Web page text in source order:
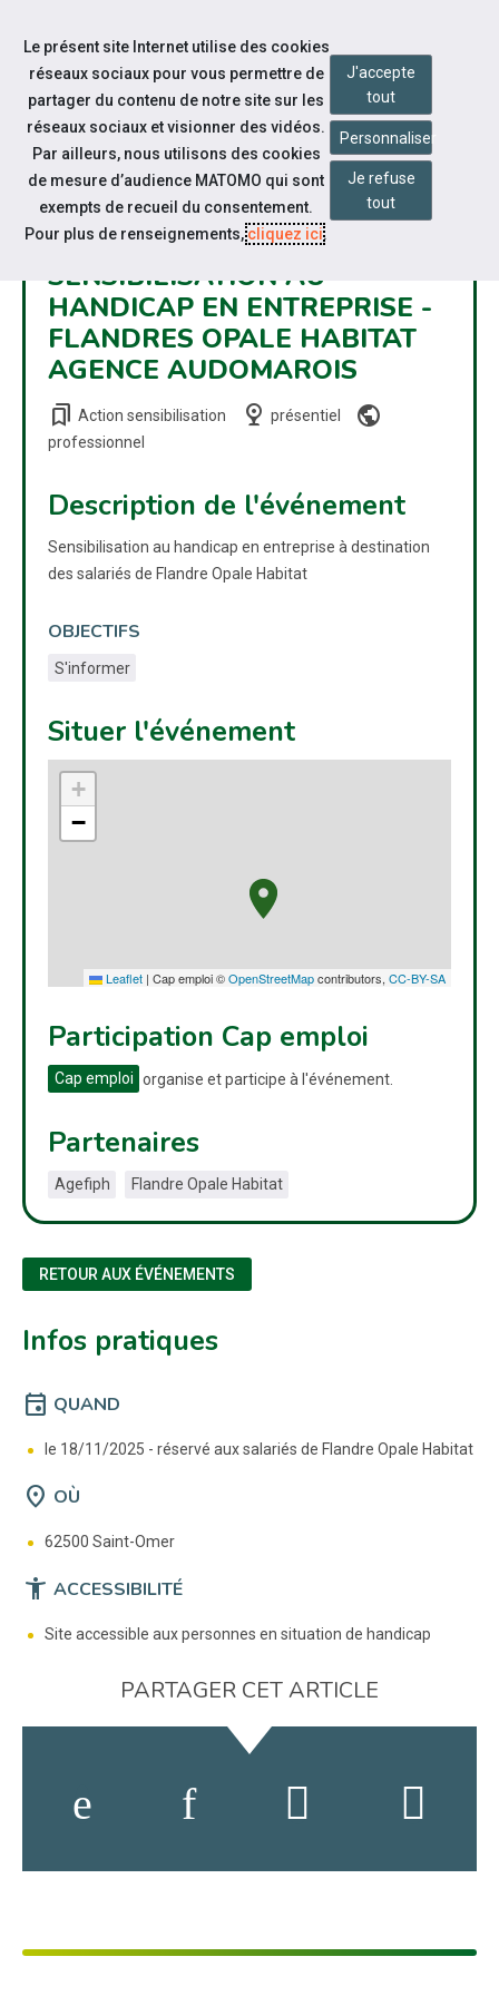
Aller au contenu
SENSIBILISATION AU
HANDICAP EN ENTREPRISE -
FLANDRES OPALE HABITAT
AGENCE AUDOMAROIS
bookmarks Action sensibilisation nest_cam_indoor présentiel public
professionnel
Description de l'événement
Sensibilisation au handicap en entreprise à destination
des salariés de Flandre Opale Habitat
OBJECTIFS
S'informer
Situer l'événement
+
−
Leaflet | Cap emploi ©OpenStreetMapcontributors, CC-BY-SA
Participation Cap emploi
Cap emploi organise et participe à l'événement.
Partenaires
Agefiph Flandre Opale Habitat
RETOUR AUX ÉVÉNEMENTS
Infos pratiques
event QUAND
le 18/11/2025 - réservé aux salariés de Flandre Opale Habitat
location_on OÙ
62500 Saint-Omer
accessibility_new ACCESSIBILITÉ
Site accessible aux personnes en situation de handicap
PARTAGER CET ARTICLE
Le présent site Internet utilise des cookies
réseaux sociaux pour vous permettre de
partager du contenu de notre site sur les
réseaux sociaux et visionner des vidéos.
Par ailleurs, nous utilisons des cookies
de mesure d’audience MATOMO qui sont
exempts de recueil du consentement.
Pour plus de renseignements,cliquez ici.
J'accepte
tout
Personnaliser
Je refuse
tout